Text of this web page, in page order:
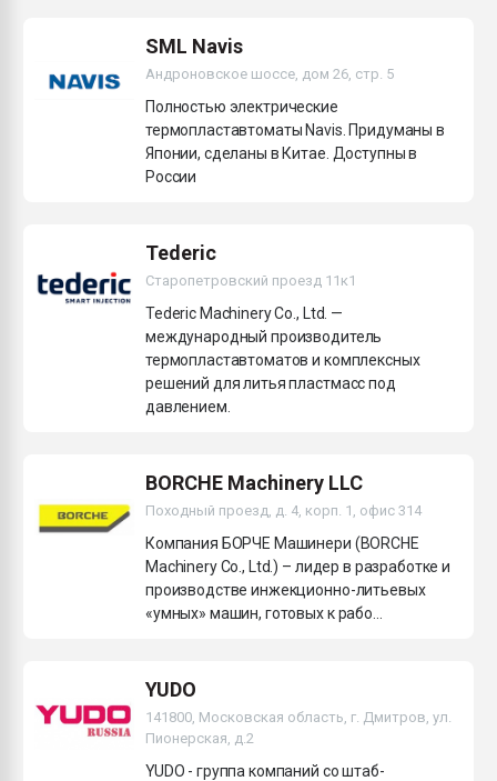
ПЕРЕЙТИ НА
SML Navis
Андроновское шоссе, дом 26, стр. 5
Полностью электрические
термопластавтоматы Navis. Придуманы в
Японии, сделаны в Китае. Доступны в
России
Tederic
Старопетровский проезд 11к1
Tederic Machinery Co., Ltd. —
международный производитель
термопластавтоматов и комплексных
решений для литья пластмасс под
давлением.
YUDO
141800, Московская область, г. Дмитров, ул.
Пионерская, д.2
YUDO - группа компаний со штаб-
BORCHE Machinery LLC
Походный проезд, д. 4, корп. 1, офис 314
Компания БОРЧЕ Машинери (BORCHE
Machinery Co., Ltd.) – лидер в разработке и
производстве инжекционно-литьевых
«умных» машин, готовых к рабо...